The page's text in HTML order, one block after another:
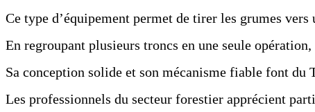
Ce type d’équipement permet de tirer les grumes
En regroupant plusieurs troncs en une seule
Sa conception solide et son mécanisme fiable font du
Les professionnels du secteur forestier apprécient